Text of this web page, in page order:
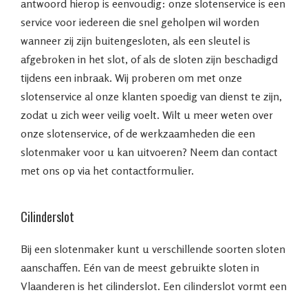
antwoord hierop is eenvoudig: onze slotenservice is een
service voor iedereen die snel geholpen wil worden
wanneer zij zijn buitengesloten, als een sleutel is
afgebroken in het slot, of als de sloten zijn beschadigd
tijdens een inbraak. Wij proberen om met onze
slotenservice al onze klanten spoedig van dienst te zijn,
zodat u zich weer veilig voelt. Wilt u meer weten over
onze slotenservice, of de werkzaamheden die een
slotenmaker voor u kan uitvoeren? Neem dan contact
met ons op via het contactformulier.
Cilinderslot
Bij een slotenmaker kunt u verschillende soorten sloten
aanschaffen. Eén van de meest gebruikte sloten in
Vlaanderen is het cilinderslot. Een cilinderslot vormt een